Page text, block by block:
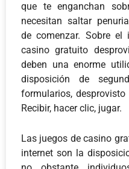
que te enganchan
necesitan saltar
de comenzar. Sobre el
casino gratuito
deben una enorme
disposición de
formularios, desprovisto
Recibir, hacer clic, jugar.
Las juegos de casino
internet son la